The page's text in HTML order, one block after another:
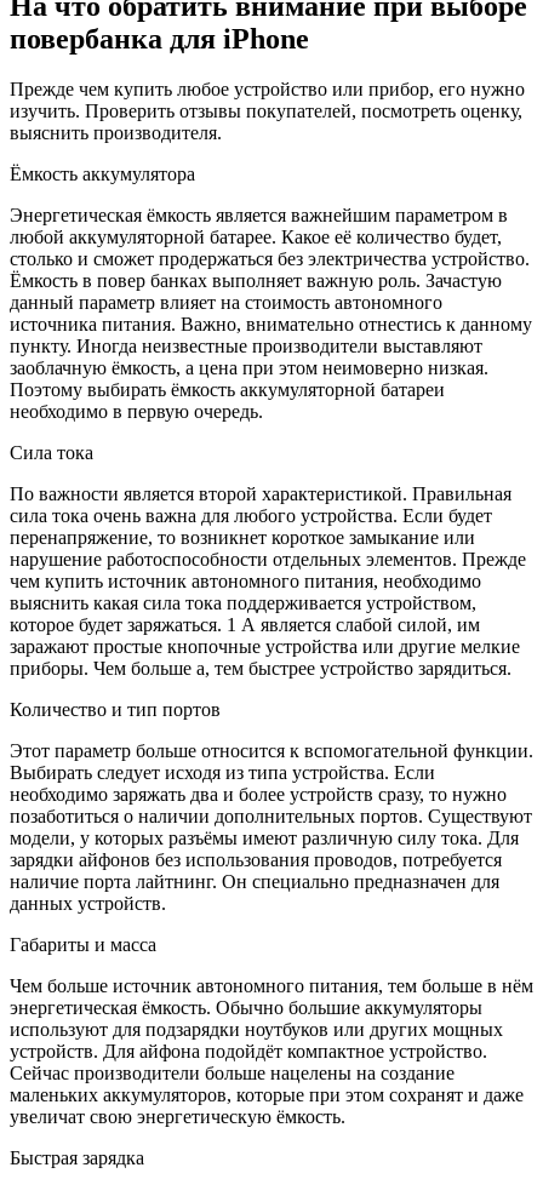
повербанка для iPhone
Прежде чем купить любое устройство или прибор, его нужно
изучить. Проверить отзывы покупателей, посмотреть оценку,
выяснить производителя.
Ёмкость аккумулятора
Энергетическая ёмкость является важнейшим параметром в
любой аккумуляторной батарее. Какое её количество будет,
столько и сможет продержаться без электричества устройство.
Ёмкость в повер банках выполняет важную роль. Зачастую
данный параметр влияет на стоимость автономного
источника питания. Важно, внимательно отнестись к данному
пункту. Иногда неизвестные производители выставляют
заоблачную ёмкость, а цена при этом неимоверно низкая.
Поэтому выбирать ёмкость аккумуляторной батареи
необходимо в первую очередь.
Сила тока
По важности является второй характеристикой. Правильная
сила тока очень важна для любого устройства. Если будет
перенапряжение, то возникнет короткое замыкание или
нарушение работоспособности отдельных элементов. Прежде
чем купить источник автономного питания, необходимо
выяснить какая сила тока поддерживается устройством,
которое будет заряжаться. 1 А является слабой силой, им
заражают простые кнопочные устройства или другие мелкие
приборы. Чем больше а, тем быстрее устройство зарядиться.
Количество и тип портов
Этот параметр больше относится к вспомогательной функции.
Выбирать следует исходя из типа устройства. Если
необходимо заряжать два и более устройств сразу, то нужно
позаботиться о наличии дополнительных портов. Существуют
модели, у которых разъёмы имеют различную силу тока. Для
зарядки айфонов без использования проводов, потребуется
наличие порта лайтнинг. Он специально предназначен для
данных устройств.
Габариты и масса
Чем больше источник автономного питания, тем больше в нём
энергетическая ёмкость. Обычно большие аккумуляторы
используют для подзарядки ноутбуков или других мощных
устройств. Для айфона подойдёт компактное устройство.
Сейчас производители больше нацелены на создание
маленьких аккумуляторов, которые при этом сохранят и даже
увеличат свою энергетическую ёмкость.
Быстрая зарядка